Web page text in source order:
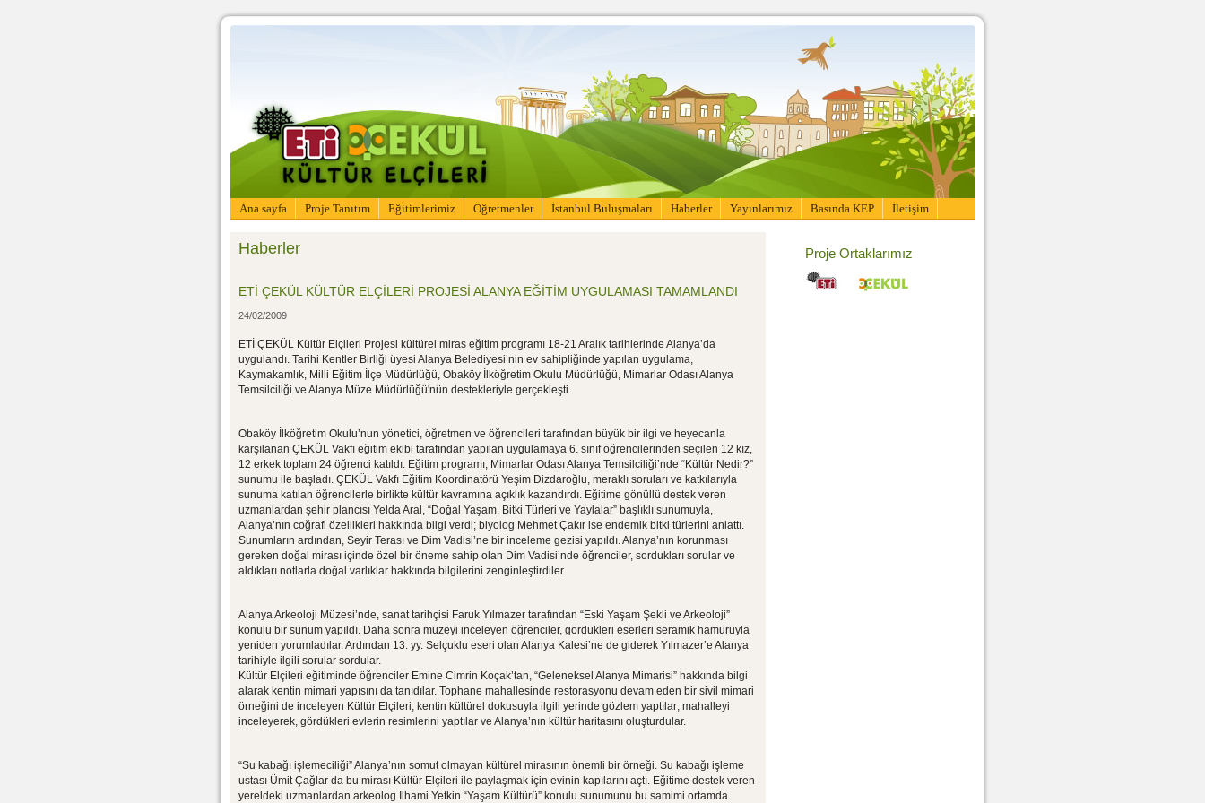
Ana sayfa Proje Tanıtım Eğitimlerimiz Öğretmenler İstanbul Buluşmaları Haberler Yayınlarımız Basında KEP İletişim
Proje Ortaklarımız
Haberler
ETİ ÇEKÜL KÜLTÜR ELÇİLERİ PROJESİ ALANYA EĞİTİM UYGULAMASI TAMAMLANDI
24/02/2009
ETİ ÇEKÜL Kültür Elçileri Projesi kültürel miras eğitim programı 18-21 Aralık tarihlerinde Alanya’da
uygulandı. Tarihi Kentler Birliği üyesi Alanya Belediyesi’nin ev sahipliğinde yapılan uygulama,
Kaymakamlık, Milli Eğitim İlçe Müdürlüğü, Obaköy İlköğretim Okulu Müdürlüğü, Mimarlar Odası Alanya
Temsilciliği ve Alanya Müze Müdürlüğü'nün destekleriyle gerçekleşti.
Obaköy İlköğretim Okulu’nun yönetici, öğretmen ve öğrencileri tarafından büyük bir ilgi ve heyecanla
karşılanan ÇEKÜL Vakfı eğitim ekibi tarafından yapılan uygulamaya 6. sınıf öğrencilerinden seçilen 12 kız,
12 erkek toplam 24 öğrenci katıldı. Eğitim programı, Mimarlar Odası Alanya Temsilciliği’nde “Kültür Nedir?”
sunumu ile başladı. ÇEKÜL Vakfı Eğitim Koordinatörü Yeşim Dizdaroğlu, meraklı soruları ve katkılarıyla
sunuma katılan öğrencilerle birlikte kültür kavramına açıklık kazandırdı. Eğitime gönüllü destek veren
uzmanlardan şehir plancısı Yelda Aral, “Doğal Yaşam, Bitki Türleri ve Yaylalar” başlıklı sunumuyla,
Alanya’nın coğrafi özellikleri hakkında bilgi verdi; biyolog Mehmet Çakır ise endemik bitki türlerini anlattı.
Sunumların ardından, Seyir Terası ve Dim Vadisi’ne bir inceleme gezisi yapıldı. Alanya’nın korunması
gereken doğal mirası içinde özel bir öneme sahip olan Dim Vadisi’nde öğrenciler, sordukları sorular ve
aldıkları notlarla doğal varlıklar hakkında bilgilerini zenginleştirdiler.
Alanya Arkeoloji Müzesi’nde, sanat tarihçisi Faruk Yılmazer tarafından “Eski Yaşam Şekli ve Arkeoloji”
konulu bir sunum yapıldı. Daha sonra müzeyi inceleyen öğrenciler, gördükleri eserleri seramik hamuruyla
yeniden yorumladılar. Ardından 13. yy. Selçuklu eseri olan Alanya Kalesi’ne de giderek Yılmazer’e Alanya
tarihiyle ilgili sorular sordular.
Kültür Elçileri eğitiminde öğrenciler Emine Cimrin Koçak’tan, “Geleneksel Alanya Mimarisi” hakkında bilgi
alarak kentin mimari yapısını da tanıdılar. Tophane mahallesinde restorasyonu devam eden bir sivil mimari
örneğini de inceleyen Kültür Elçileri, kentin kültürel dokusuyla ilgili yerinde gözlem yaptılar; mahalleyi
inceleyerek, gördükleri evlerin resimlerini yaptılar ve Alanya’nın kültür haritasını oluşturdular.
“Su kabağı işlemeciliği” Alanya’nın somut olmayan kültürel mirasının önemli bir örneği. Su kabağı işleme
ustası Ümit Çağlar da bu mirası Kültür Elçileri ile paylaşmak için evinin kapılarını açtı. Eğitime destek veren
yereldeki uzmanlardan arkeolog İlhami Yetkin “Yaşam Kültürü” konulu sunumunu bu samimi ortamda